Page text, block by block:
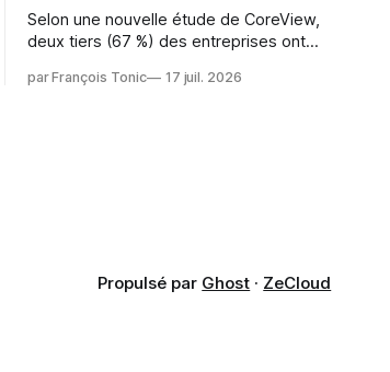
Selon une nouvelle étude de CoreView,
deux tiers (67 %) des entreprises ont
Microsoft Copilot, craignant que l'IA
par François Tonic 17 juil. 2026
Propulsé par Ghost · ZeCloud